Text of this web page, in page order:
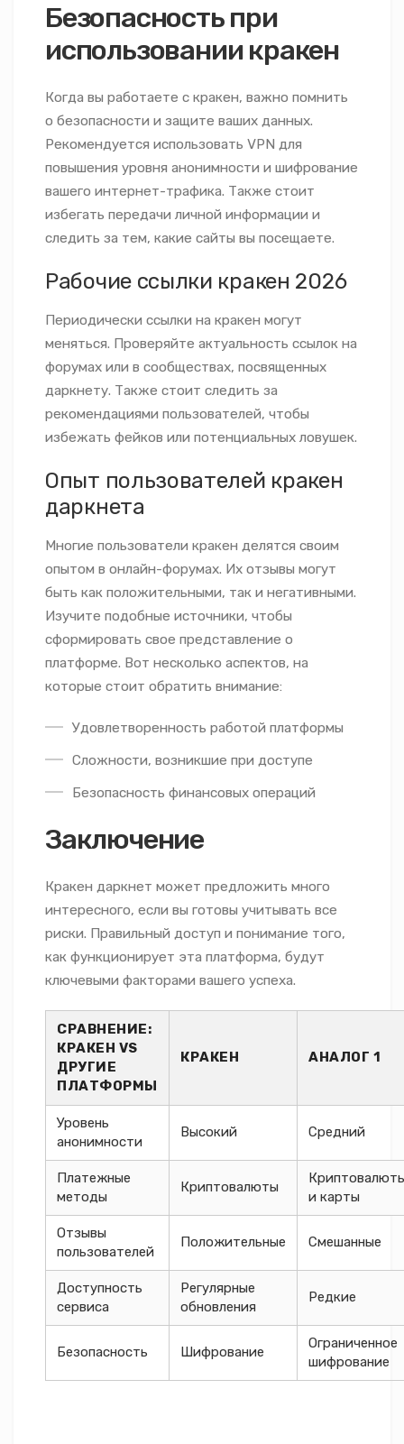
Безопасность при
использовании кракен
Когда вы работаете с кракен, важно помнить
о безопасности и защите ваших данных.
Рекомендуется использовать VPN для
повышения уровня анонимности и шифрование
вашего интернет-трафика. Также стоит
избегать передачи личной информации и
следить за тем, какие сайты вы посещаете.
Рабочие ссылки кракен 2026
Периодически ссылки на кракен могут
меняться. Проверяйте актуальность ссылок на
форумах или в сообществах, посвященных
даркнету. Также стоит следить за
рекомендациями пользователей, чтобы
избежать фейков или потенциальных ловушек.
Опыт пользователей кракен
даркнета
Многие пользователи кракен делятся своим
опытом в онлайн-форумах. Их отзывы могут
быть как положительными, так и негативными.
Изучите подобные источники, чтобы
сформировать свое представление о
платформе. Вот несколько аспектов, на
которые стоит обратить внимание:
Удовлетворенность работой платформы
Сложности, возникшие при доступе
Безопасность финансовых операций
Заключение
Кракен даркнет может предложить много
интересного, если вы готовы учитывать все
риски. Правильный доступ и понимание того,
как функционирует эта платформа, будут
ключевыми факторами вашего успеха.
СРАВНЕНИЕ:
КРАКЕН VS
ДРУГИЕ
ПЛАТФОРМЫ
КРАКЕН АНАЛОГ 1
Уровень
анонимности
Высокий Средний
Платежные
методы
Криптовалюты
и карты
Отзывы
пользователей
Положительные Смешанные
Доступность
сервиса
Регулярные
обновления
Редкие
Безопасность Шифрование
Ограниченное
шифрование